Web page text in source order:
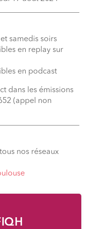
samedis soirs
en replay sur
en podcast
dans les émissions
(appel non
nos réseaux